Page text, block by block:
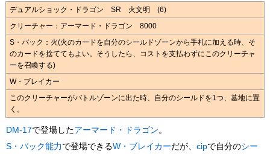
デュアルショック・ドラゴン SR 火文明 (6)
クリーチャー：アーマード・ドラゴン 8000
S・バック：火(火のカードを自分のシールドゾーンから手札に加える時、そ
のカードを捨ててもよい。そうしたら、コストを支払わずにこのクリーチャ
ーを召喚する)
W・ブレイカー
このクリーチャーがバトルゾーンに出た時、自分のシールドを1つ、墓地に置
く。
DM-17で登場したアーマード・ドラゴン 。
S・バック能力 で登場できるW・ブレイカーだが、cipで自分のシー